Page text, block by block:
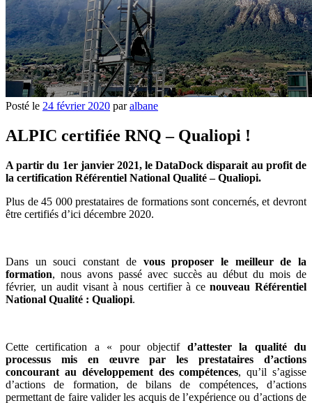
Posté le 24 février 2020 paralbane
ALPIC certifiée RNQ – Qualiopi !
A partir du 1er janvier 2021, le DataDock disparait au profit de
la certification Référentiel National Qualité – Qualiopi.
Plus de 45 000 prestataires de formations sont concernés, et devront
être certifiés d’ici décembre 2020.
Dans un souci constant de vous proposer le meilleur de la
formation, nous avons passé avec succès au début du mois de
février, un audit visant à nous certifier à cenouveau Référentiel
National Qualité : Qualiopi.
Cette certification a « pour objectif d’attester la qualité du
processus mis en œuvre par les prestataires d’actions
concourant au développement des compétences, qu’il s’agisse
d’actions de formation, de bilans de compétences, d’actions
permettant de faire valider les acquis de l’expérience ou d’actions de